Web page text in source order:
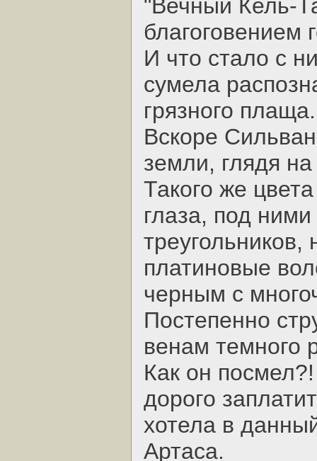
"Вечный Кель-
благоговением
И что стало с
сумела
грязного плаща.
Вскоре
земли, глядя
Такого же
глаза, под
платиновые
черным с
Постепенно
венам темного
Как он
дорого
хотела в
Артаса.